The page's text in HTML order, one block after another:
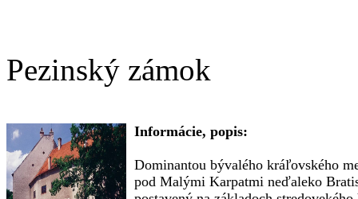
Pezinský zámok
Informácie, popis:
Dominantou bývalého kráľovského
pod Malými Karpatmi neďaleko